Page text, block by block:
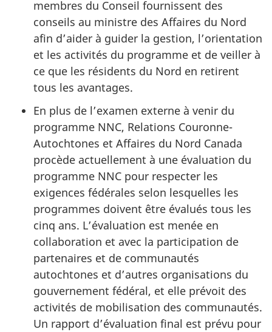
membres du Conseil fournissent des
conseils au ministre des Affaires du Nord
afin d’aider à guider la gestion, l’orientation
et les activités du programme et de veiller à
ce que les résidents du Nord en retirent
tous les avantages.
En plus de l’examen externe à venir du
programme NNC, Relations Couronne-
Autochtones et Affaires du Nord Canada
procède actuellement à une évaluation du
programme NNC pour respecter les
exigences fédérales selon lesquelles les
programmes doivent être évalués tous les
cinq ans. L’évaluation est menée en
collaboration et avec la participation de
partenaires et de communautés
autochtones et d’autres organisations du
gouvernement fédéral, et elle prévoit des
activités de mobilisation des communautés.
Un rapport d’évaluation final est prévu pour